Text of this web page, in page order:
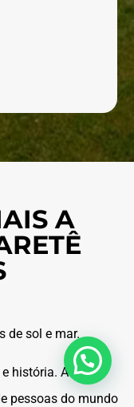
A
de sol e mar.
história. Assim é
pessoas do mundo